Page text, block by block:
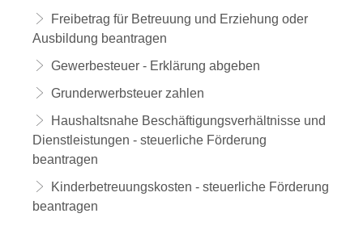
Freibetrag für Betreuung und Erziehung oder
Ausbildung beantragen
Gewerbesteuer - Erklärung abgeben
Grunderwerbsteuer zahlen
Haushaltsnahe Beschäftigungsverhältnisse und
Dienstleistungen - steuerliche Förderung
beantragen
Kinderbetreuungskosten - steuerliche Förderung
beantragen